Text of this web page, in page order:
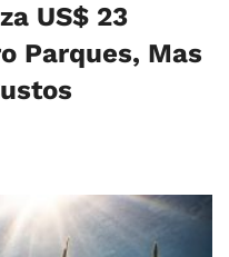
US$ 23
Parques, Mas